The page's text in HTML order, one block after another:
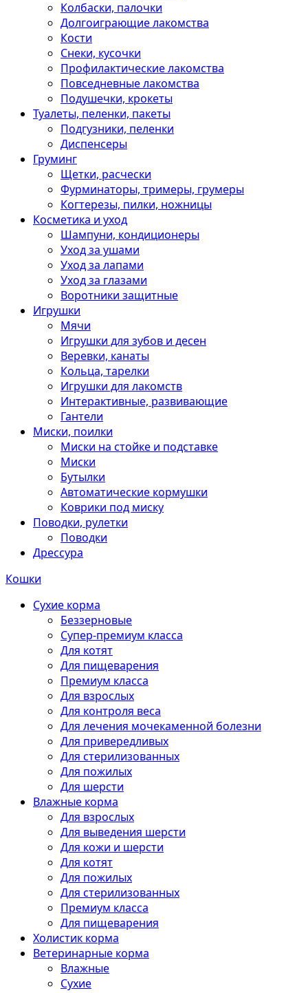
Колбаски, палочки
Долгоиграющие лакомства
Кости
Снеки, кусочки
Профилактические лакомства
Повседневные лакомства
Подушечки, крокеты
Туалеты, пеленки, пакеты
Подгузники, пеленки
Диспенсеры
Груминг
Щетки, расчески
Фурминаторы, тримеры, грумеры
Когтерезы, пилки, ножницы
Косметика и уход
Шампуни, кондиционеры
Уход за ушами
Уход за лапами
Уход за глазами
Воротники защитные
Игрушки
Мячи
Игрушки для зубов и десен
Веревки, канаты
Кольца, тарелки
Игрушки для лакомств
Интерактивные, развивающие
Гантели
Миски, поилки
Миски на стойке и подставке
Миски
Бутылки
Автоматические кормушки
Коврики под миску
Поводки, рулетки
Поводки
Дрессура
Кошки
Сухие корма
Беззерновые
Супер-премиум класса
Для котят
Для пищеварения
Премиум класса
Для взрослых
Для контроля веса
Для лечения мочекаменной болезни
Для привередливых
Для стерилизованных
Для пожилых
Для шерсти
Влажные корма
Для взрослых
Для выведения шерсти
Для кожи и шерсти
Для котят
Для пожилых
Для стерилизованных
Премиум класса
Для пищеварения
Холистик корма
Ветеринарные корма
Влажные
Сухие